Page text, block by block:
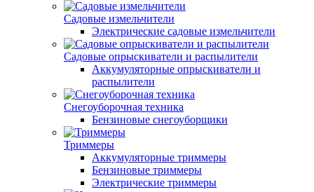
Садовые измельчители
Электрические садовые измельчители
Садовые опрыскиватели и распылители
Аккумуляторные опрыскиватели и
распылители
Снегоуборочная техника
Бензиновые снегоуборщики
Триммеры
Аккумуляторные триммеры
Бензиновые триммеры
Электрические триммеры